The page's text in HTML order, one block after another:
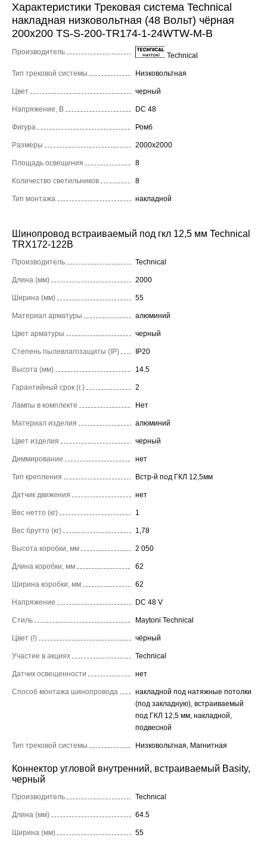
Характеристики Трековая система Technical
накладная низковольтная (48 Вольт) чёрная
200x200 TS-S-200-TR174-1-24WTW-M-B
Производитель Technical
Тип трековой системы Низковольтная
Цвет черный
Напряжение, В DC 48
Фигура Ромб
Размеры 2000x2000
Площадь освещения 8
Количество светильников 8
Тип монтажа накладной
Шинопровод встраиваемый под гкл 12,5 мм Technical
TRX172-122B
Производитель Technical
Длина (мм) 2000
Ширина (мм) 55
Материал арматуры алюминий
Цвет арматуры черный
Степень пылевлагозащиты (IP) IP20
Высота (мм) 14.5
Гарантийный срок (г.) 2
Лампы в комплекте Нет
Материал изделия алюминий
Цвет изделия черный
Диммирование нет
Тип крепления Встр-й под ГКЛ 12,5мм
Датчик движения нет
Вес нетто (кг) 1
Вес брутто (кг) 1,78
Высота коробки, мм 2 050
Длина коробки, мм 62
Ширина коробки, мм 62
Напряжение DC 48 V
Стиль Maytoni Technical
Цвет (!) чёрный
Участие в акциях Technical
Датчик освещенности нет
Способ монтажа шинопровода
накладной под натяжные потолки
(под закладную), встраиваемый
под ГКЛ 12,5 мм, накладной,
подвесной
Тип трековой системы Низковольтная, Магнитная
Коннектор угловой внутренний, встраиваемый Basity,
черный
Производитель Technical
Длина (мм) 64.5
Ширина (мм) 55